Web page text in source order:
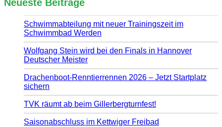
Neueste Beiträge
Schwimmabteilung mit neuer Trainingszeit im
Schwimmbad Werden
Wolfgang Stein wird bei den Finals in Hannover
Deutscher Meister
Drachenboot-Renntierrennen 2026 – Jetzt Startplatz
sichern
TVK räumt ab beim Gillerbergturnfest!
Saisonabschluss im Kettwiger Freibad